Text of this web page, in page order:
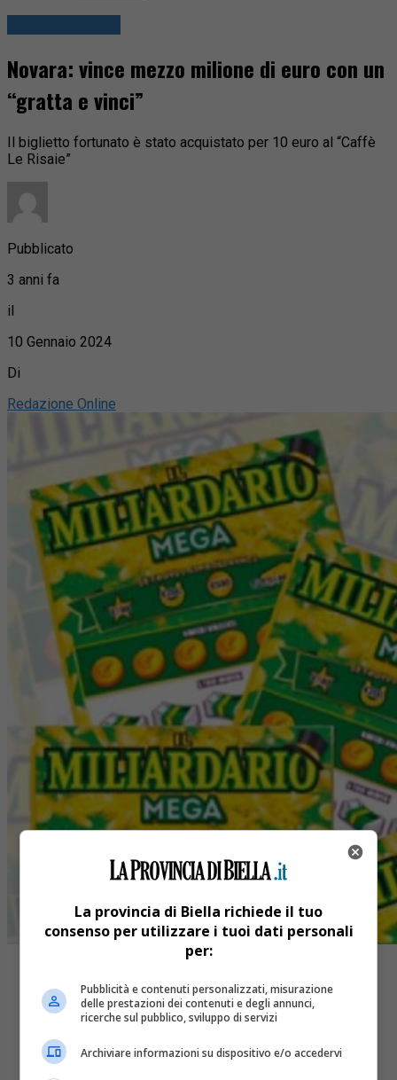
Novara: vince mezzo milione di euro con un
“gratta e vinci”
Il biglietto fortunato è stato acquistato per 10 euro al “Caffè
Le Risaie”
Pubblicato
3 anni fa
il
10 Gennaio 2024
Di
Redazione Online
Share
Tweet
La provincia di Biella richiede il tuo
consenso per utilizzare i tuoi dati personali
per:
Pubblicità e contenuti personalizzati, misurazione
delle prestazioni dei contenuti e degli annunci,
ricerche sul pubblico, sviluppo di servizi
Archiviare informazioni su dispositivo e/o accedervi